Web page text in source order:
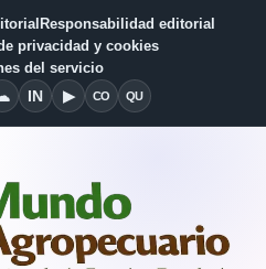
Responsabilidad editorial
privacidad y cookies
del servicio
Bluesky
INLinkedin
▶YouTube
COCondiciones del Servicio
QUQuiénes somos